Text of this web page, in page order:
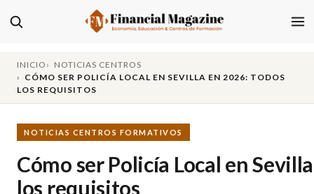
INICIO
NOTICIAS CENTROS
CÓMO SER POLICÍA LOCAL EN SEVILLA EN 2026: TODOS
LOS REQUISITOS
NOTICIAS CENTROS FORMATIVOS
Cómo ser Policía Local en
los requisitos